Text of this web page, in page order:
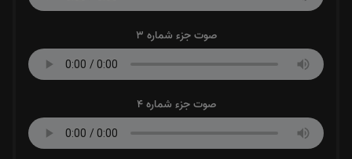
صوت جزء شماره 3
صوت جزء شماره 4